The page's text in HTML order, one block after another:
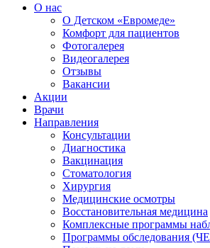
О нас
О Детском «Евромеде»
Комфорт для пациентов
Фотогалерея
Видеогалерея
Отзывы
Вакансии
Акции
Врачи
Направления
Консультации
Диагностика
Вакцинация
Стоматология
Хирургия
Медицинские осмотры
Восстановительная медицина
Комплексные программы
Программы обследования